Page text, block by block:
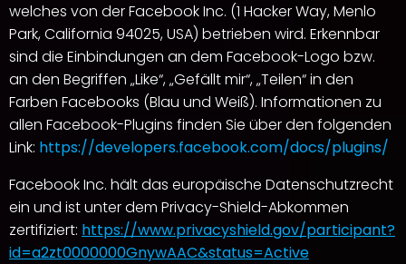
welches von der Facebook Inc. (1 Hacker Way, Menlo
Park, California 94025, USA) betrieben wird. Erkennbar
sind die Einbindungen an dem Facebook-Logo bzw.
an den Begriffen „Like“, „Gefällt mir“, „Teilen“ in den
Farben Facebooks (Blau und Weiß). Informationen zu
allen Facebook-Plugins finden Sie über den folgenden
Link: https://developers.facebook.com/docs/plugins/
Facebook Inc. hält das europäische Datenschutzrecht
ein und ist unter dem Privacy-Shield-Abkommen
zertifiziert: https://www.privacyshield.gov/participant?
id=a2zt0000000GnywAAC&status=Active